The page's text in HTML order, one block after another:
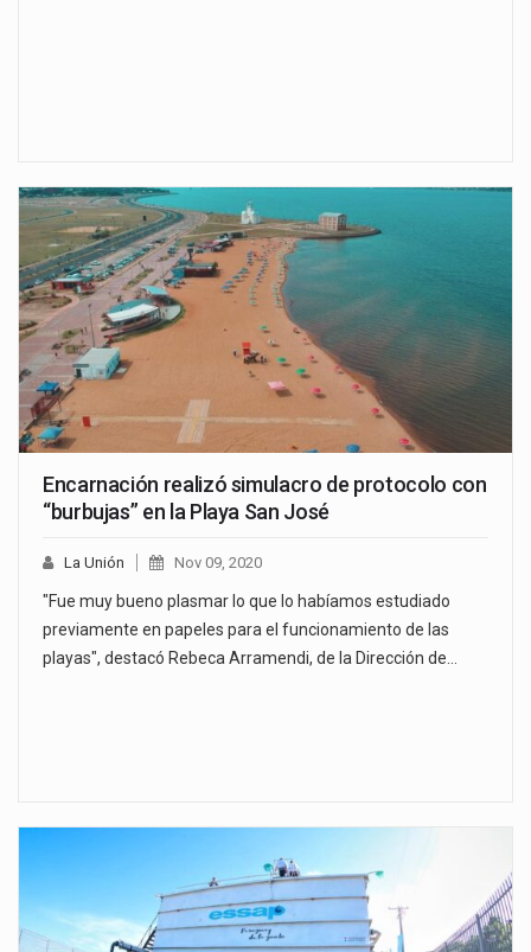
Encarnación realizó simulacro de protocolo con
“burbujas” en la Playa San José
La Unión Nov 09, 2020
"Fue muy bueno plasmar lo que lo habíamos estudiado
previamente en papeles para el funcionamiento de las
playas", destacó Rebeca Arramendi, de la Dirección de…